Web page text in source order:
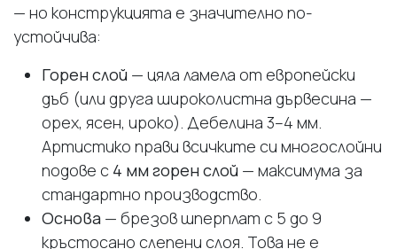
— но конструкцията е значително по-
устойчива:
Горен слой — цяла ламела от европейски
дъб (или друга широколистна дървесина —
орех, ясен, ироко). Дебелина 3–4 мм.
Артистико прави всичките си многослойни
подове с 4 мм горен слой — максимума за
стандартно производство.
Основа — брезов шперплат с 5 до 9
кръстосано слепени слоя. Това не е